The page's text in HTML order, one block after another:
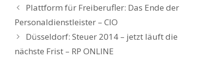
Beitrags-
Navigation
Plattform für Freiberufler: Das Ende der
Personaldienstleister – CIO
Düsseldorf: Steuer 2014 – jetzt läuft die
nächste Frist – RP ONLINE